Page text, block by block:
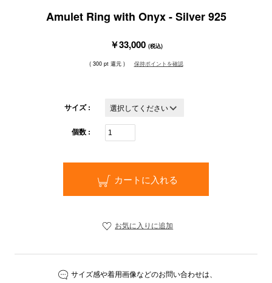
Amulet Ring with Onyx - Silver 925
￥33,000 (税込)
( 300 pt 還元 ) 保持ポイントを確認
サイズ :
個数 :
カートに入れる
お気に入りに追加
サイズ感や着用画像などのお問い合わせは、